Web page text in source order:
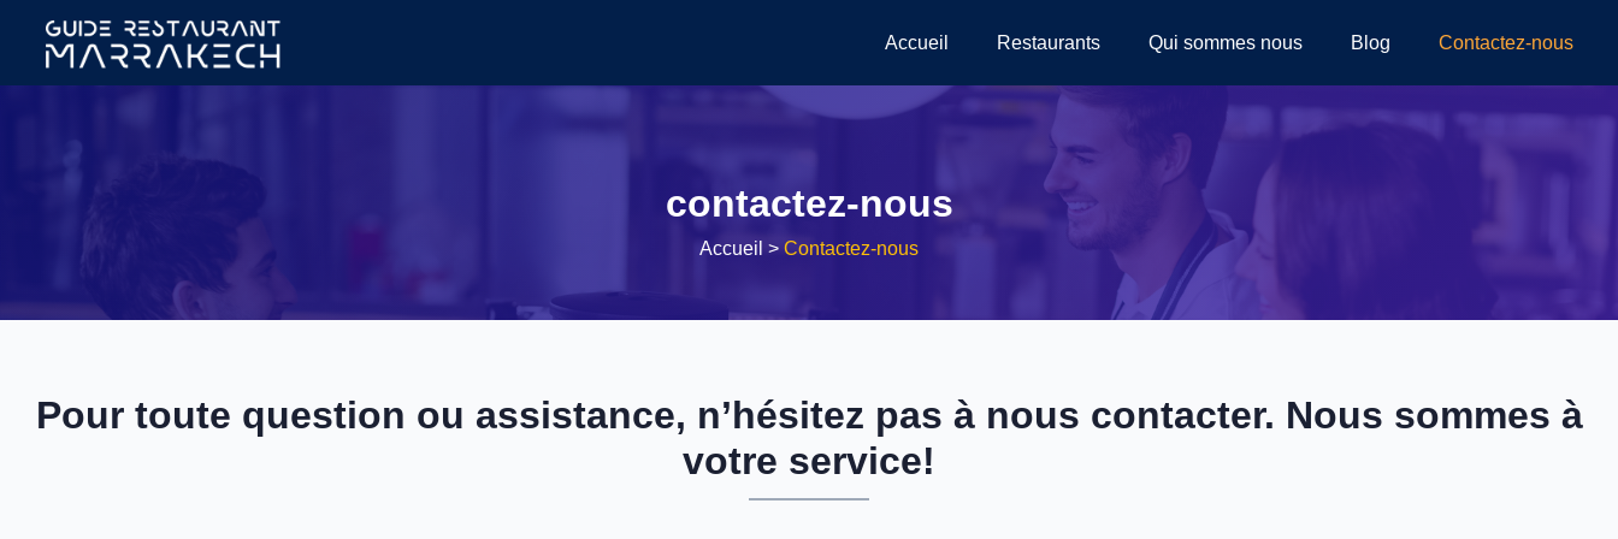
Accueil Restaurants Qui sommes nous Blog Contactez-nous
contactez-nous
Accueil > Contactez-nous
Pour toute question ou assistance, n’hésitez pas à nous contacter. Nous sommes à
votre service!